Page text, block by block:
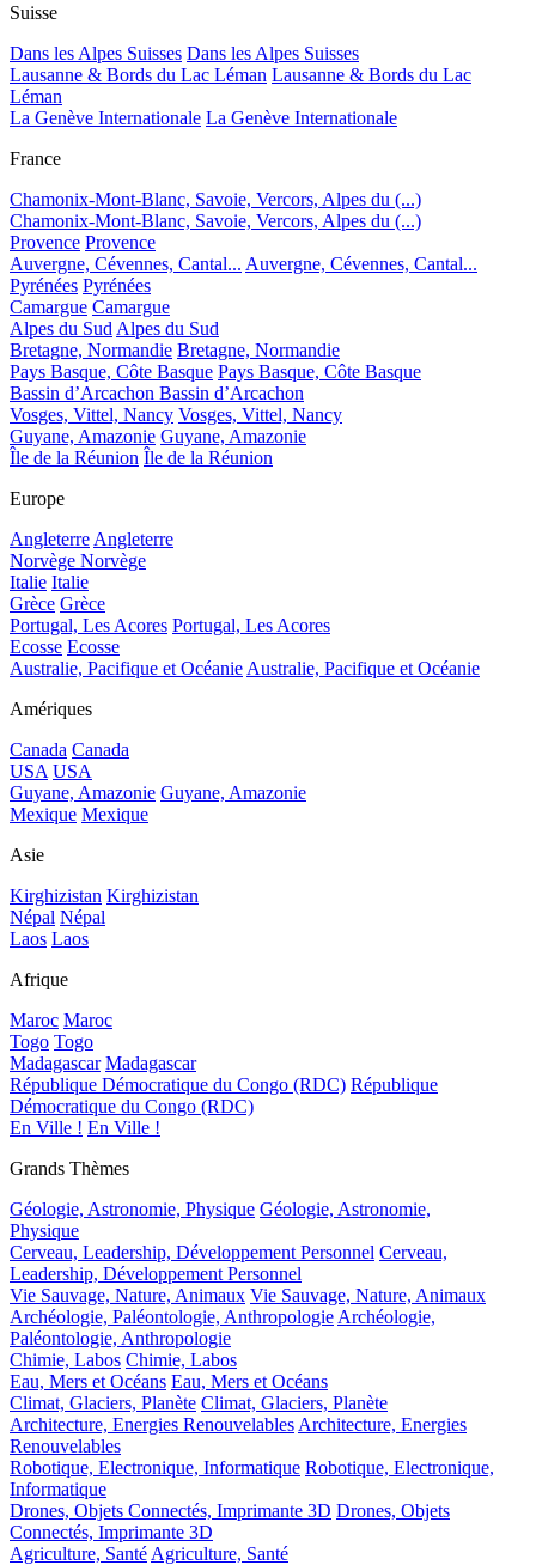
Suisse
Dans les Alpes Suisses Dans les Alpes Suisses
Lausanne & Bords du Lac Léman Lausanne & Bords du Lac
Léman
La Genève Internationale La Genève Internationale
France
Chamonix-Mont-Blanc, Savoie, Vercors, Alpes du (...)
Chamonix-Mont-Blanc, Savoie, Vercors, Alpes du (...)
Provence Provence
Auvergne, Cévennes, Cantal... Auvergne, Cévennes, Cantal...
Pyrénées Pyrénées
Camargue Camargue
Alpes du Sud Alpes du Sud
Bretagne, Normandie Bretagne, Normandie
Pays Basque, Côte Basque Pays Basque, Côte Basque
Bassin d’Arcachon Bassin d’Arcachon
Vosges, Vittel, Nancy Vosges, Vittel, Nancy
Guyane, Amazonie Guyane, Amazonie
Île de la Réunion Île de la Réunion
Europe
Angleterre Angleterre
Norvège Norvège
Italie Italie
Grèce Grèce
Portugal, Les Acores Portugal, Les Acores
Ecosse Ecosse
Australie, Pacifique et Océanie Australie, Pacifique et Océanie
Amériques
Canada Canada
USA USA
Guyane, Amazonie Guyane, Amazonie
Mexique Mexique
Asie
Kirghizistan Kirghizistan
Népal Népal
Laos Laos
Afrique
Maroc Maroc
Togo Togo
Madagascar Madagascar
République Démocratique du Congo (RDC) République
Démocratique du Congo (RDC)
En Ville ! En Ville !
Grands Thèmes
Géologie, Astronomie, Physique Géologie, Astronomie,
Physique
Cerveau, Leadership, Développement Personnel Cerveau,
Leadership, Développement Personnel
Vie Sauvage, Nature, Animaux Vie Sauvage, Nature, Animaux
Archéologie, Paléontologie, Anthropologie Archéologie,
Paléontologie, Anthropologie
Chimie, Labos Chimie, Labos
Eau, Mers et Océans Eau, Mers et Océans
Climat, Glaciers, Planète Climat, Glaciers, Planète
Architecture, Energies Renouvelables Architecture, Energies
Renouvelables
Robotique, Electronique, Informatique Robotique, Electronique,
Informatique
Drones, Objets Connectés, Imprimante 3D Drones, Objets
Connectés, Imprimante 3D
Agriculture, Santé Agriculture, Santé